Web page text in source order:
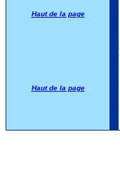
Haut de la page
Haut de la page